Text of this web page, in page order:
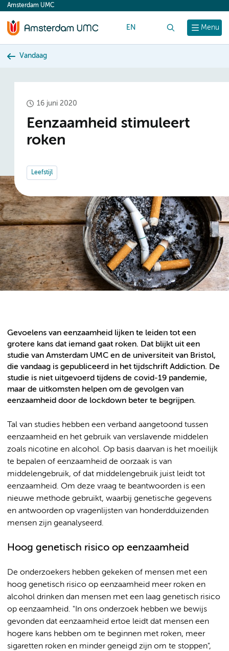
content
Menu
Amsterdam UMC
EN
Vandaag
16 juni 2020
Eenzaamheid stimuleert
roken
Leefstijl
Gevoelens van eenzaamheid lijken te leiden tot een
grotere kans dat iemand gaat roken. Dat blijkt uit een
studie van Amsterdam UMC en de universiteit van Bristol,
die vandaag is gepubliceerd in het tijdschrift Addiction. De
studie is niet uitgevoerd tijdens de covid-19 pandemie,
maar de uitkomsten helpen om de gevolgen van
eenzaamheid door de lockdown beter te begrijpen.
Tal van studies hebben een verband aangetoond tussen
eenzaamheid en het gebruik van verslavende middelen
zoals nicotine en alcohol. Op basis daarvan is het moeilijk
te bepalen of eenzaamheid de oorzaak is van
middelengebruik, of dat middelengebruik juist leidt tot
eenzaamheid. Om deze vraag te beantwoorden is een
nieuwe methode gebruikt, waarbij genetische gegevens
en antwoorden op vragenlijsten van honderdduizenden
mensen zijn geanalyseerd.
Hoog genetisch risico op eenzaamheid
De onderzoekers hebben gekeken of mensen met een
hoog genetisch risico op eenzaamheid meer roken en
alcohol drinken dan mensen met een laag genetisch risico
op eenzaamheid. "In ons onderzoek hebben we bewijs
gevonden dat eenzaamheid ertoe leidt dat mensen een
hogere kans hebben om te beginnen met roken, meer
sigaretten roken en minder geneigd zijn om te stoppen",